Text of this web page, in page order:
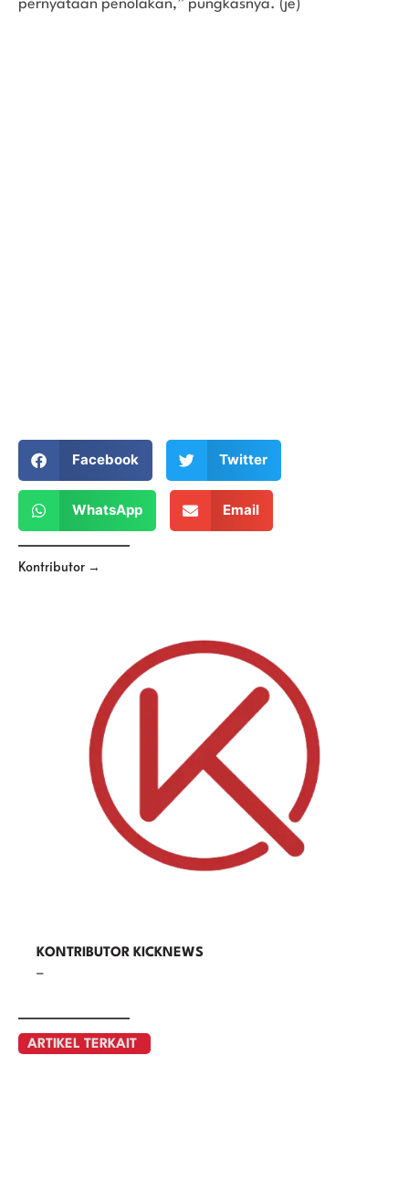
pernyataan penolakan,” pungkasnya. (je)
Facebook Twitter
WhatsApp Email
Kontributor →
KONTRIBUTOR KICKNEWS
–
ARTIKEL TERKAIT